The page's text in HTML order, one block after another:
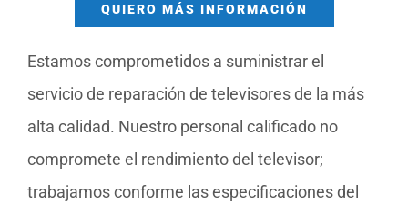
QUIERO MÁS INFORMACIÓN
Estamos comprometidos a suministrar el
servicio de reparación de televisores de la más
alta calidad. Nuestro personal calificado no
compromete el rendimiento del televisor;
trabajamos conforme las especificaciones del